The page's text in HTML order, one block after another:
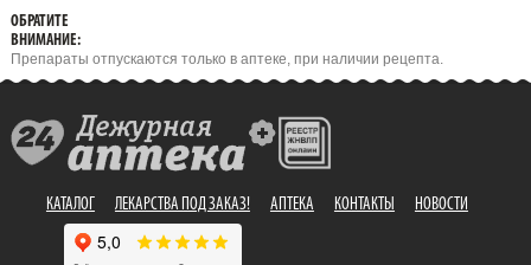
ОБРАТИТЕ
ВНИМАНИЕ:
Препараты отпускаются только в аптеке, при наличии рецепта.
КАТАЛОГ ЛЕКАРСТВА ПОД ЗАКАЗ! АПТЕКА КОНТАКТЫ НОВОСТИ